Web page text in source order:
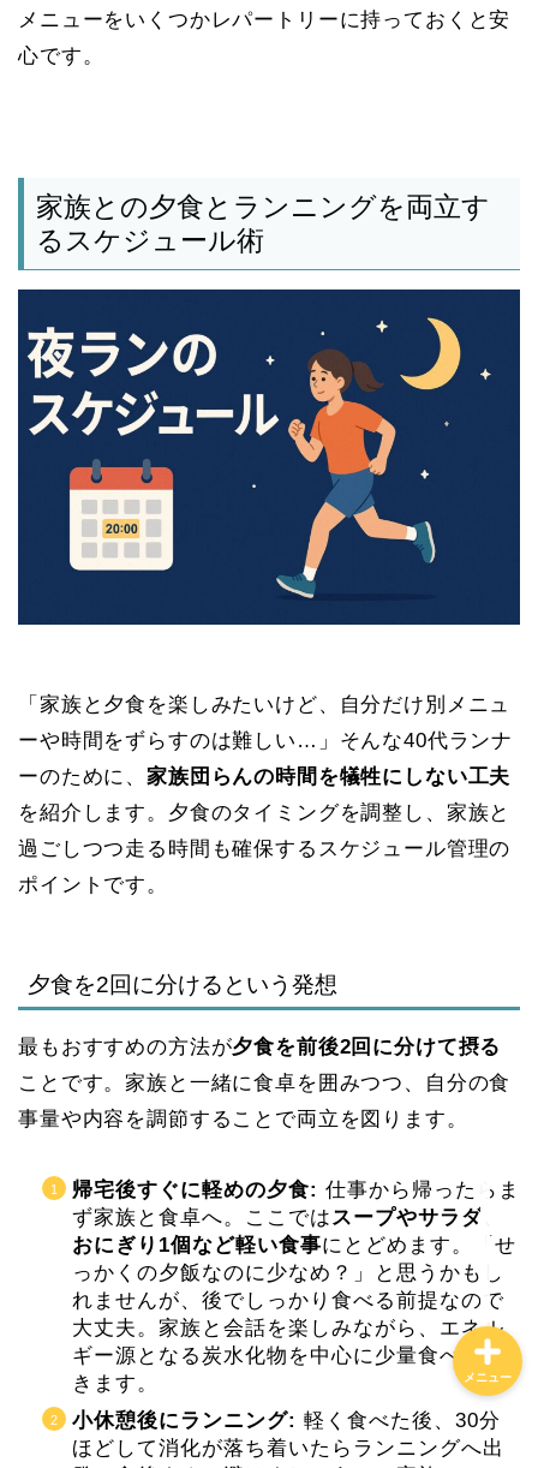
メニューをいくつかレパートリーに持っておくと安
心です。
家族との夕食とランニングを両立す
るスケジュール術
「家族と夕食を楽しみたいけど、自分だけ別メニュ
ーや時間をずらすのは難しい…」そんな40代ランナ
ーのために、家族団らんの時間を犠牲にしない工夫
を紹介します。夕食のタイミングを調整し、家族と
過ごしつつ走る時間も確保するスケジュール管理の
ポイントです。
夕食を2回に分けるという発想
最もおすすめの方法が夕食を前後2回に分けて摂る
ことです。家族と一緒に食卓を囲みつつ、自分の食
事量や内容を調節することで両立を図ります。
帰宅後すぐに軽めの夕食: 仕事から帰ったらま
ず家族と食卓へ。ここではスープやサラダ、
おにぎり1個など軽い食事にとどめます。「せ
っかくの夕飯なのに少なめ？」と思うかもし
れませんが、後でしっかり食べる前提なので
大丈夫。家族と会話を楽しみながら、エネル
ギー源となる炭水化物を中心に少量食べてお
きます。
小休憩後にランニング: 軽く食べた後、30分
ほどして消化が落ち着いたらランニングへ出
メニュー
ホーム
特定商取引法に基づく表記
お問合せ